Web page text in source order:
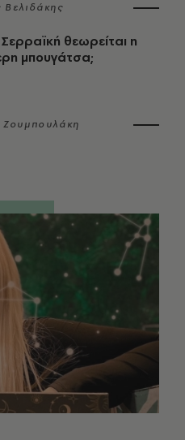
Σερραϊκή θεωρείται η
μπουγάτσα;
Ζουμπουλάκη